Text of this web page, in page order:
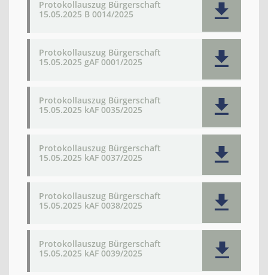
Protokollauszug Bürgerschaft
15.05.2025 B 0014/2025
Protokollauszug Bürgerschaft
15.05.2025 gAF 0001/2025
Protokollauszug Bürgerschaft
15.05.2025 kAF 0035/2025
Protokollauszug Bürgerschaft
15.05.2025 kAF 0037/2025
Protokollauszug Bürgerschaft
15.05.2025 kAF 0038/2025
Protokollauszug Bürgerschaft
15.05.2025 kAF 0039/2025